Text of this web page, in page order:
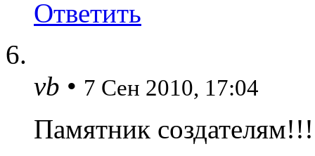
Ответить
vb • 7 Сен 2010, 17:04
Памятник